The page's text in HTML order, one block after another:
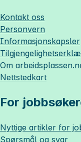
Kontakt oss
Personvern
Informasjonskapsler
Om
Nettstedkart
For
Nyttige artikler for
Spørsmål og svar